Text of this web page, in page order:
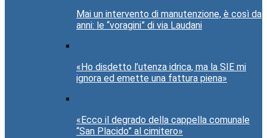
Mai un intervento di manutenzione, è così da
anni: le “voragini” di via Laudani
«Ho disdetto l’utenza idrica, ma la SIE mi
ignora ed emette una fattura piena»
«Ecco il degrado della cappella comunale
“San Placido” al cimitero»